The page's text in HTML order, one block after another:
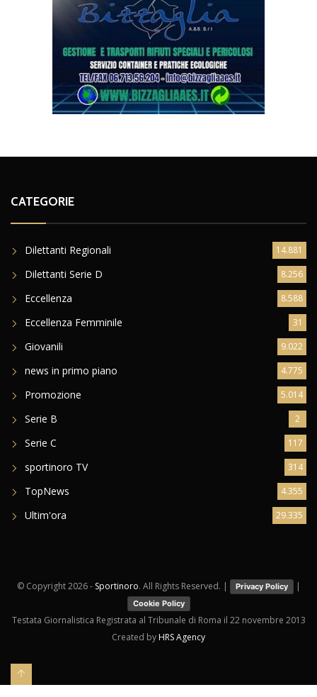
CATEGORIE
Dilettanti Regionali 14.881
Dilettanti Serie D 8.256
Eccellenza 8.588
Eccellenza Femminile 31
Giovanili 9.022
news in primo piano 4.775
Promozione 5.014
Serie B 2
Serie C 117
sportinoro TV 314
TopNews 4.355
Ultim'ora 29.335
© Copyright2026 - Sportinoro. All Rights Reserved. | Privacy Policy |
Cookie Policy
Testata Giornalistica Registrata al Tribunale di Roma il 22 novembre 2013
Created by HRS Agency